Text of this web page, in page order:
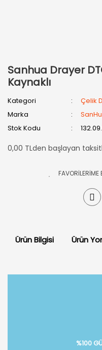
Sanhua Drayer
Kaynaklı
Kategori
Çelik
Marka
Stok Kodu
0,00 TLden başlayan
Ürün Bilgisi Ürün
%100